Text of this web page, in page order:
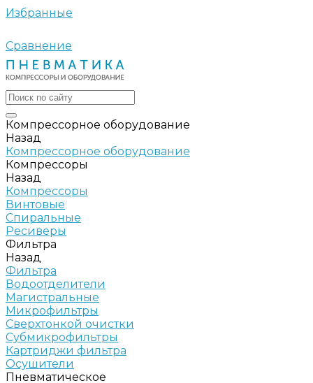
Избранные
Сравнение
Компрессорное оборудование
Назад
Компрессорное оборудование
Компрессоры
Назад
Компрессоры
Винтовые
Спиральные
Ресиверы
Фильтра
Назад
Фильтра
Водоотделители
Магистральные
Микрофильтры
Сверхтонкой очистки
Субмикрофильтры
Картриджи фильтра
Осушители
Пневматическое